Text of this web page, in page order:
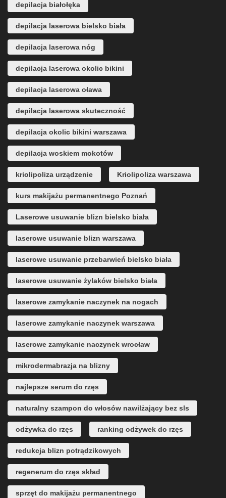
depilacja białołęka
depilacja laserowa bielsko biała
depilacja laserowa nóg
depilacja laserowa okolic bikini
depilacja laserowa oława
depilacja laserowa skuteczność
depilacja okolic bikini warszawa
depilacja woskiem mokotów
kriolipoliza urządzenie Kriolipoliza warszawa
kurs makijażu permanentnego Poznań
Laserowe usuwanie blizn bielsko biała
laserowe usuwanie blizn warszawa
laserowe usuwanie przebarwień bielsko biała
laserowe usuwanie żylaków bielsko biała
laserowe zamykanie naczynek na nogach
laserowe zamykanie naczynek warszawa
laserowe zamykanie naczynek wrocław
mikrodermabrazja na blizny
najlepsze serum do rzęs
naturalny szampon do włosów nawilżający bez sls
odżywka do rzęs ranking odżywek do rzęs
redukcja blizn potrądzikowych
regenerum do rzęs skład
sprzęt do makijażu permanentnego